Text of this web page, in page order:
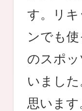
す。リ
ンでも
のスポ
いまし
思いま